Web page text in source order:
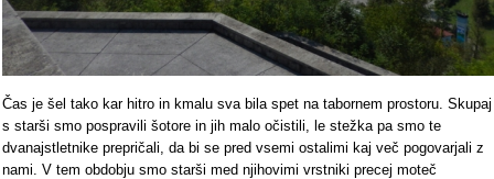
Čas je šel tako kar hitro in kmalu sva bila spet na tabornem prostoru. Skupaj
s starši smo pospravili šotore in jih malo očistili, le stežka pa smo te
dvanajstletnike prepričali, da bi se pred vsemi ostalimi kaj več pogovarjali z
nami. V tem obdobju smo starši med njihovimi vrstniki precej moteč